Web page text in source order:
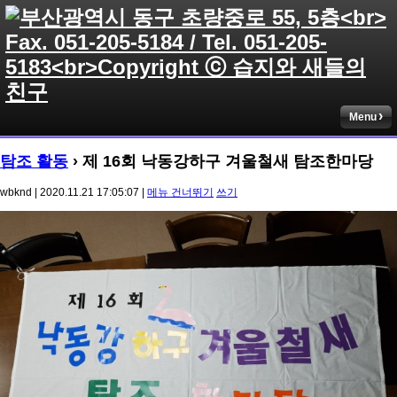
Menu
탐조 활동 › 제 16회 낙동강하구 겨울철새 탐조한마당
wbknd | 2020.11.21 17:05:07 | 메뉴 건너뛰기 쓰기